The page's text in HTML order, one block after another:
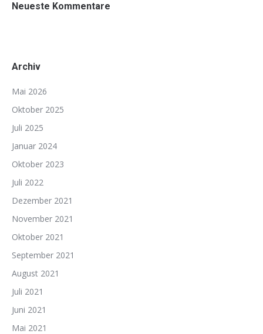
Neueste Kommentare
Archiv
Mai 2026
Oktober 2025
Juli 2025
Januar 2024
Oktober 2023
Juli 2022
Dezember 2021
November 2021
Oktober 2021
September 2021
August 2021
Juli 2021
Juni 2021
Mai 2021